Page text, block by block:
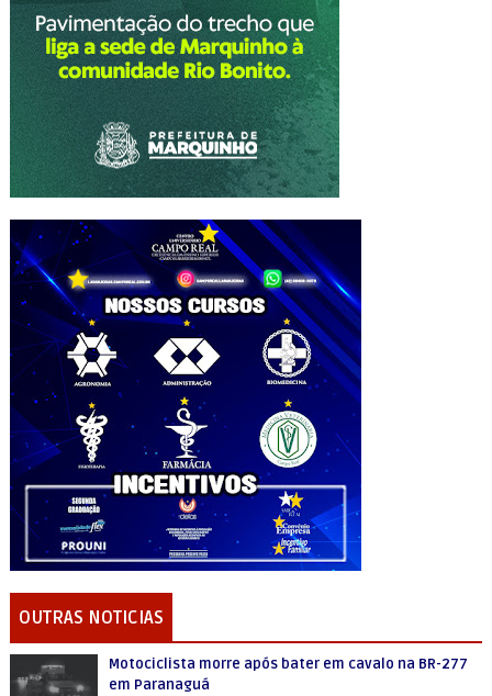
OUTRAS NOTICIAS
Motociclista morre após bater em cavalo na BR-277
em Paranaguá